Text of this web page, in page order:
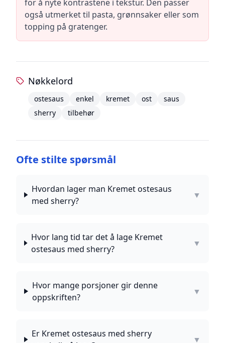
for å nyte kontrastene i tekstur. Den passer
også utmerket til pasta, grønnsaker eller som
topping på gratenger.
Nøkkelord
ostesaus enkel kremet ost
saus
sherry
tilbehør
Ofte stilte spørsmål
Hvordan lager man Kremet ostesaus
med sherry?
▼
Hvor lang tid tar det å lage Kremet
ostesaus med sherry?
▼
Hvor mange porsjoner gir denne
oppskriften?
▼
Er Kremet ostesaus med sherry
▼